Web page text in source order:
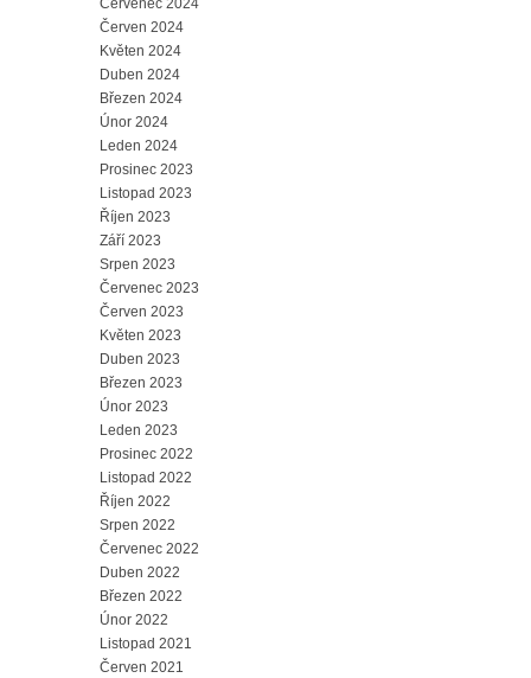
Červenec 2024
Červen 2024
Květen 2024
Duben 2024
Březen 2024
Únor 2024
Leden 2024
Prosinec 2023
Listopad 2023
Říjen 2023
Září 2023
Srpen 2023
Červenec 2023
Červen 2023
Květen 2023
Duben 2023
Březen 2023
Únor 2023
Leden 2023
Prosinec 2022
Listopad 2022
Říjen 2022
Srpen 2022
Červenec 2022
Duben 2022
Březen 2022
Únor 2022
Listopad 2021
Červen 2021